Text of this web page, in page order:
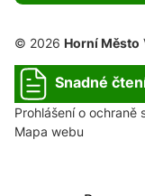
© 2026 Horní Město
Snadné
Prohlášení o ochraně
Mapa webu